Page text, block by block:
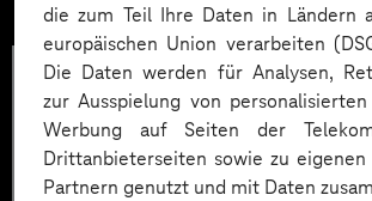
die zum Teil Ihre Daten in Ländern
europäischen Union verarbeiten
Die Daten werden für Analysen,
zur Ausspielung von
Werbung auf Seiten der
Drittanbieterseiten sowie zu eigenen
Partnern genutzt und mit Daten